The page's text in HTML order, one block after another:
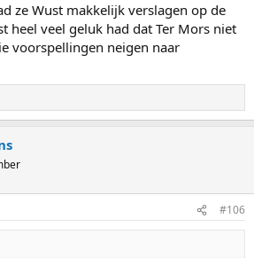
ze Wust makkelijk verslagen op de
heel veel geluk had dat Ter Mors niet
voorspellingen neigen naar
#106